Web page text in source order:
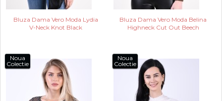
Bluza Dama Vero Moda Lydia
V-Neck Knot Black
Bluza Dama Vero Moda Belina
Highneck Cut Out Beech
Noua
Colectie
Noua
Colectie